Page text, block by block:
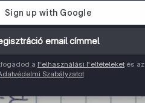
email címmel
a Felhasználási Feltételeket és az
Szabályzatot